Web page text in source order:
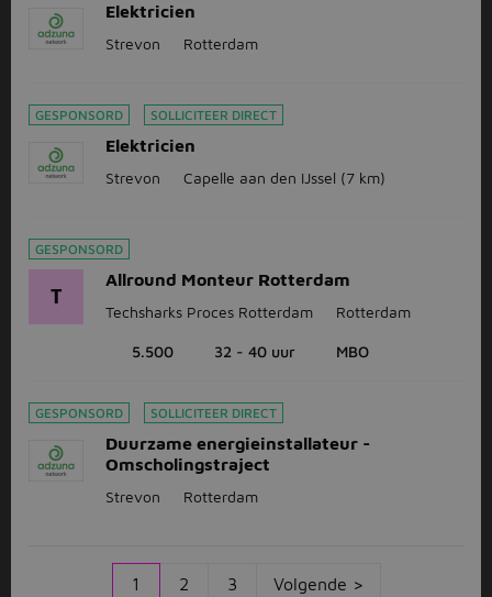
Elektricien
Strevon Rotterdam
GESPONSORD SOLLICITEER DIRECT
Elektricien
Strevon Capelle aan den IJssel (7 km)
GESPONSORD
T
Allround Monteur Rotterdam
Techsharks Proces Rotterdam Rotterdam
5.500 32 - 40 uur MBO
GESPONSORD SOLLICITEER DIRECT
Duurzame energieinstallateur -
Omscholingstraject
Strevon Rotterdam
1 2 3 Volgende >